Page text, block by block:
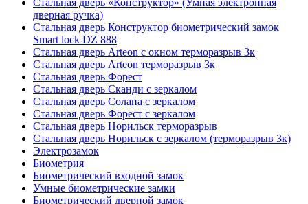
дверная ручка)
Стальная дверь Конструктор биометрический замок
Smart lock DZ 888
Стальная дверь Arteon с окном терморазрыв 3к
Стальная дверь Arteon терморазрыв 3к
Стальная дверь Форест
Стальная дверь Сканди с зеркалом
Стальная дверь Солана с зеркалом
Стальная дверь Форест с зеркалом
Стальная дверь Норильск терморазрыв
Стальная дверь Норильск с зеркалом (терморазрыв 3к)
Электрозамок
Биометрия
Биометрический входной замок
Умные биометрические замки
Биометрический дверной замок